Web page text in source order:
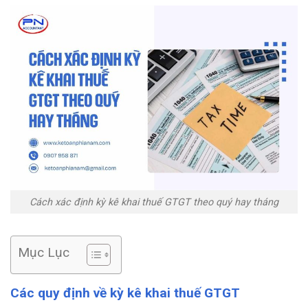
Cách xác định kỳ kê khai thuế GTGT theo quý hay tháng
Mục Lục
Các quy định về kỳ kê khai thuế GTGT